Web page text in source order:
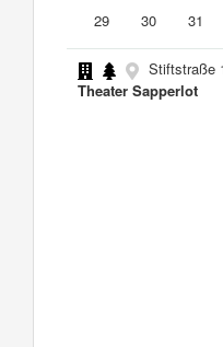
29
30 31
Stiftstraße
Theater Sapperlot